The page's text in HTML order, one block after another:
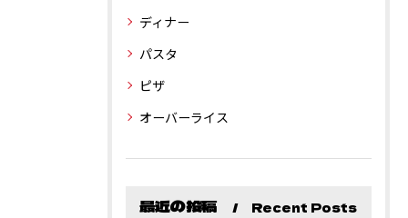
ディナー
パスタ
ピザ
オーバーライス
最近の投稿 Recent Posts